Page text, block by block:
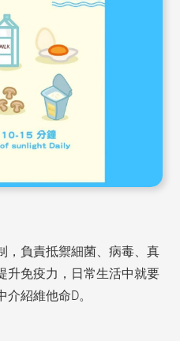
，負責抵禦細菌、病毒、真
升免疫力，日常生活中就要
紹維他命D。